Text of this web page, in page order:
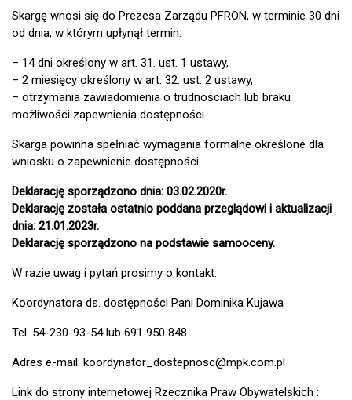
Skargę wnosi się do Prezesa Zarządu PFRON, w terminie 30 dni
od dnia, w którym upłynął termin:
– 14 dni określony w art. 31. ust. 1 ustawy,
– 2 miesięcy określony w art. 32. ust. 2 ustawy,
– otrzymania zawiadomienia o trudnościach lub braku
możliwości zapewnienia dostępności.
Skarga powinna spełniać wymagania formalne określone dla
wniosku o zapewnienie dostępności.
Deklarację sporządzono dnia: 03.02.2020r.
Deklarację została ostatnio poddana przeglądowi i aktualizacji
dnia: 21.01.2023r.
Deklarację sporządzono na podstawie samooceny.
W razie uwag i pytań prosimy o kontakt:
Koordynatora ds. dostępności Pani Dominika Kujawa
Tel. 54-230-93-54 lub 691 950 848
Adres e-mail: koordynator_dostepnosc@mpk.com.pl
Link do strony internetowej Rzecznika Praw Obywatelskich :